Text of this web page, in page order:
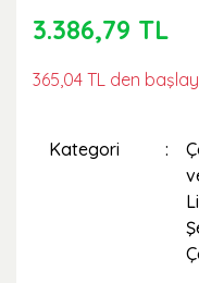
3.386,79 TL
365,04 TL den
Kategori